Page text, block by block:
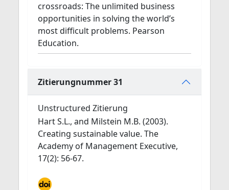
crossroads: The unlimited business
opportunities in solving the world’s
most difficult problems. Pearson
Education.
Zitierungnummer 31
Unstructured Zitierung
Hart S.L., and Milstein M.B. (2003).
Creating sustainable value. The
Academy of Management Executive,
17(2): 56-67.